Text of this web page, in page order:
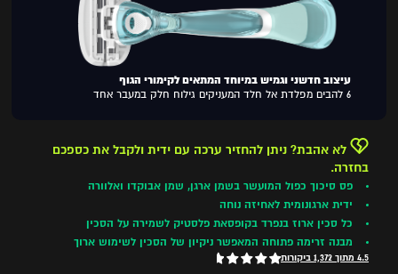
עיצוב חדשני וגמיש במיוחד המתאים לקימורי הגוף
6 להבים מפלדת אל חלד המעניקים גילוח חלק במעבר אחד
לא אהבת? ניתן להחזיר ערכה עם ידית ולקבל את כספכם
בחזרה.
פס סיכוך כפול המועשר בשמן ארגן, שמן אבוקדו ואלוורה
ידית ארגונומית לאחיזה נוחה
כל סכין ארוז בנפרד בקופסאת פלסטיק לשמירה על הסכין
מבנה זרימה פתוחה המאפשר ניקיון של הסכין לשימוש ארוך
4.5 מתוך 1,372 ביקורות